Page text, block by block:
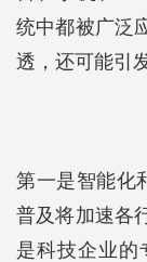
统中都被广泛
透，还可能引
第一是智能化
普及将加速各
是科技企业的